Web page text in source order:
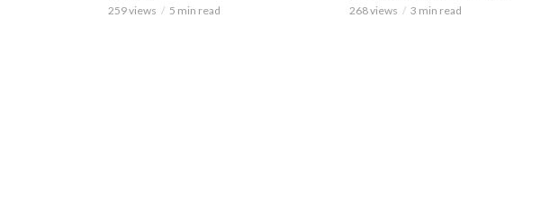
259 views 5 min read 268 views 3 min read